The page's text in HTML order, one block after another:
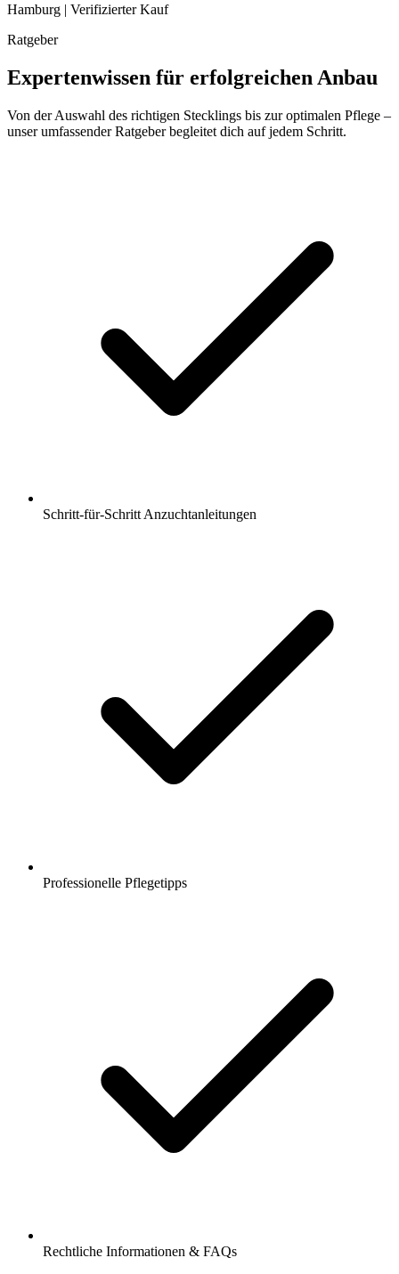
Hamburg | Verifizierter Kauf
Ratgeber
Expertenwissen für erfolgreichen Anbau
Von der Auswahl des richtigen Stecklings bis zur optimalen Pflege –
unser umfassender Ratgeber begleitet dich auf jedem Schritt.
Schritt-für-Schritt Anzuchtanleitungen
Professionelle Pflegetipps
Rechtliche Informationen & FAQs